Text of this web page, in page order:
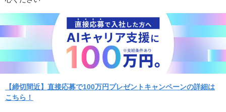
【締切間近】直接応募で100万円プレゼントキャンペーンの詳細は
こちら！